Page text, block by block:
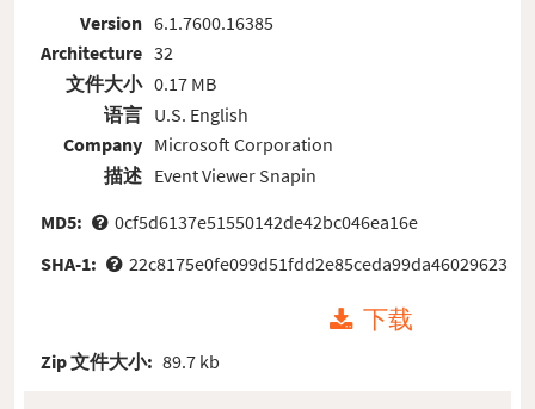
Version
Architecture
文件大小
语言
Company
描述
6.1.7600.16385
32
0.17 MB
U.S. English
Microsoft Corporation
Event Viewer Snapin
MD5:
0cf5d6137e51550142de42bc046ea16e
SHA-1:
22c8175e0fe099d51fdd2e85ceda99da46029623
下载
Zip 文件大小: 89.7 kb